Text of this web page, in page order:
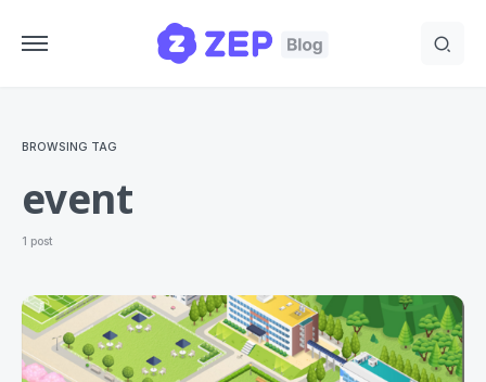
BROWSING TAG
event
1 post